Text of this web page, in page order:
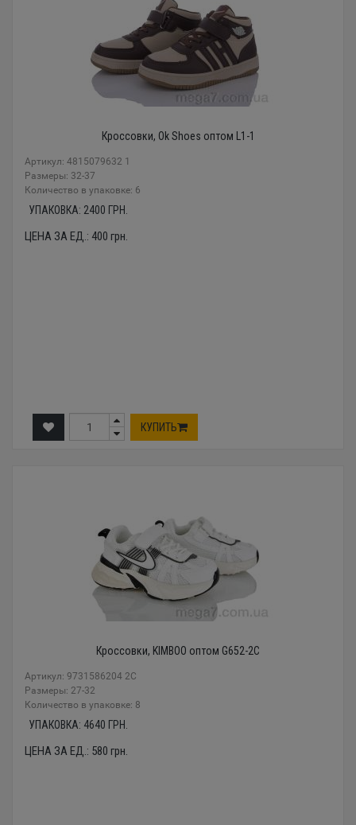
Кроссовки, Ok Shoes оптом L1-1
Артикул: 4815079632 1
Размеры: 32-37
Количество в упаковке: 6
УПАКОВКА: 2400 ГРН.
ЦЕНА ЗА ЕД.: 400 грн.
КУПИТЬ
Кроссовки, KIMBOO оптом G652-2C
Артикул: 9731586204 2C
Размеры: 27-32
Количество в упаковке: 8
УПАКОВКА: 4640 ГРН.
ЦЕНА ЗА ЕД.: 580 грн.